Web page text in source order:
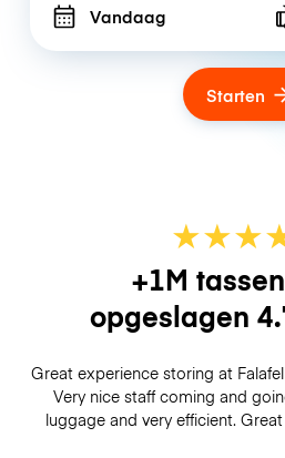
Vandaag
Starten
★★★
+1M
opgeslagen
Great experience storing at
Very nice staff coming and
luggage and very efficient.